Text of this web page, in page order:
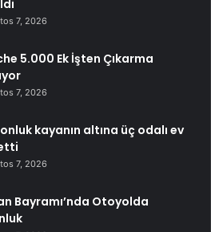
7, 2026
5.000 Ek İşten Çıkarma
7, 2026
kayanın altına üç odalı ev
7, 2026
Bayramı’nda Otoyolda